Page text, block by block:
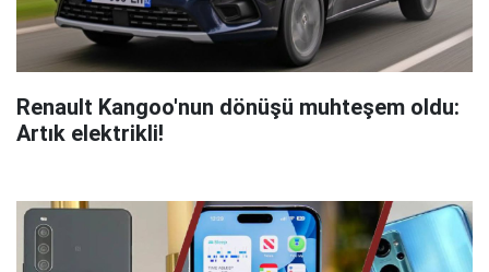
Renault Kangoo'nun dönüşü muhteşem oldu:
Artık elektrikli!